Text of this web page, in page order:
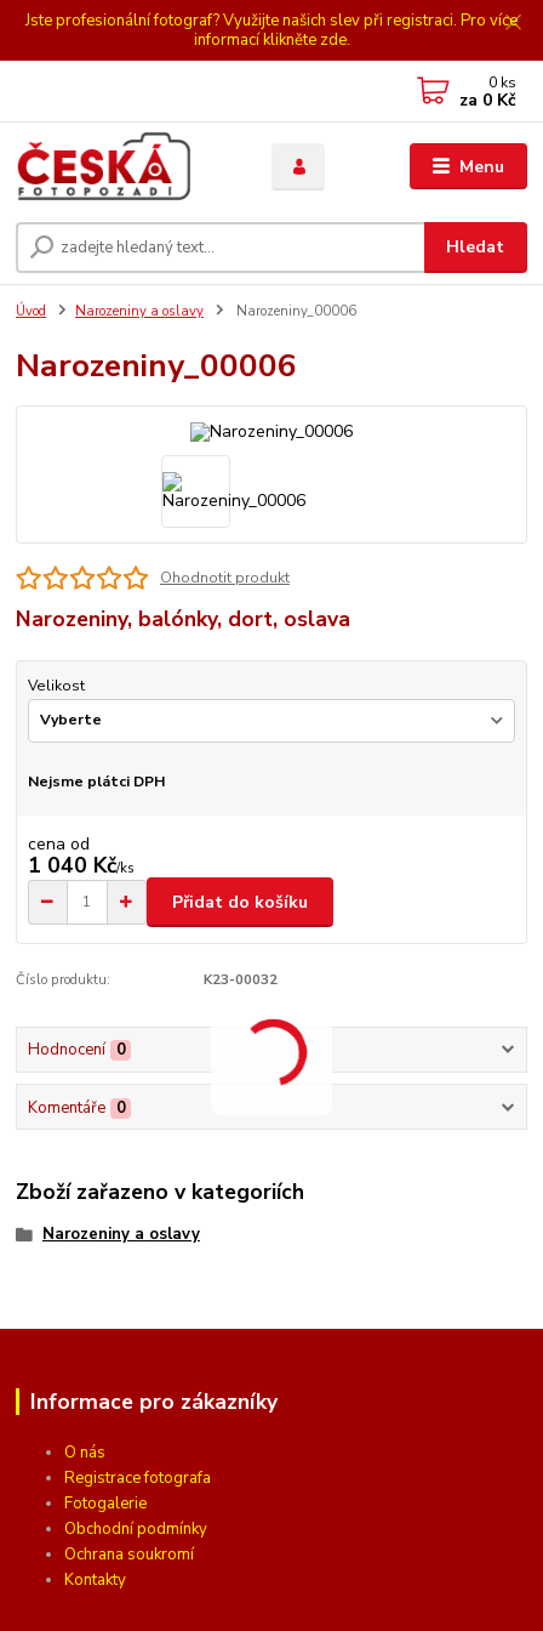
Jste profesionální fotograf? Využijte našich slev při registraci. Pro více
informací klikněte zde.
Menu
Hledat
0 ks
za 0 Kč
Úvod Narozeniny a oslavy Narozeniny_00006
Narozeniny_00006
Ohodnotit produkt
Narozeniny, balónky, dort, oslava
Velikost
Nejsme plátci DPH
cena od
1 040 Kč/ks
Přidat do košíku
Číslo produktu: K23-00032
Hodnocení 0
Komentáře 0
Zboží zařazeno v kategoriích
Narozeniny a oslavy
Informace pro zákazníky
O nás
Registrace fotografa
Fotogalerie
Obchodní podmínky
Ochrana soukromí
Kontakty